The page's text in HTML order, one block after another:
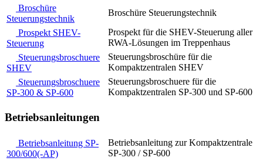
Broschüre
Steuerungstechnik
Broschüre Steuerungstechnik
Prospekt SHEV-
Steuerung
Prospekt für die SHEV-Steuerung aller
RWA-Lösungen im Treppenhaus
Steuerungsbroschuere
SHEV
Steuerungsbroschüre für die
Kompaktzentralen SHEV
Steuerungsbroschuere
SP-300 & SP-600
Steuerungsbroschuere für die
Kompaktzentralen SP-300 und SP-600
Betriebsanleitungen
Betriebsanleitung SP-
300/600(-AP)
Betriebsanleitung zur Kompaktzentrale
SP-300 / SP-600